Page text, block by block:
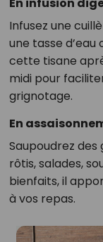
En infusion
Infusez une
une tasse d’eau
cette tisane
midi pour
grignotage.
En
Saupoudrez des
rôtis, salades,
bienfaits, il
à vos repas.